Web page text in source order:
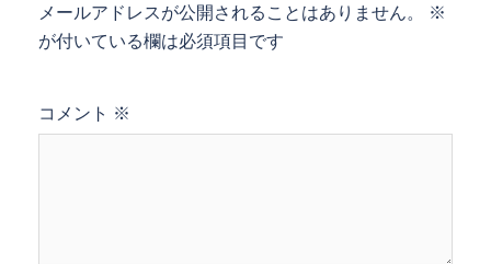
メールアドレスが公開されることはありません。
※
が付いている欄は必須項目です
コメント ※